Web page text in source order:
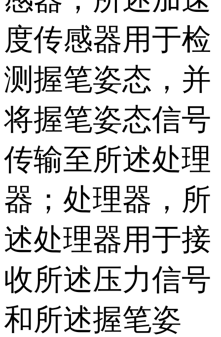
度传感器用于检
测握笔姿态，并
将握笔姿态信号
传输至所述处理
器；处理器，所
述处理器用于接
收所述压力信号
和所述握笔姿